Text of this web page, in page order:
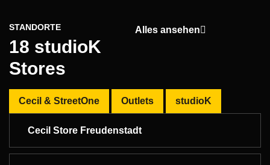
STANDORTE
18 studioK
Stores
Alles ansehen
Cecil & StreetOne Outlets studioK
Cecil Store Freudenstadt